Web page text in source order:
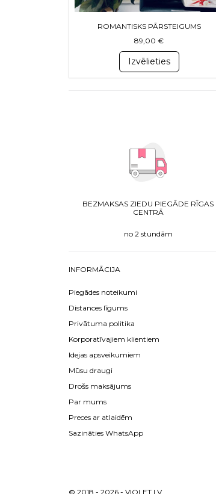
ROMANTISKS PĀRSTEIGUMS
89,00 €
Izvēlieties
BEZMAKSAS ZIEDU PIEGĀDE RĪGAS
CENTRĀ
no 2 stundām
INFORMĀCIJA
Piegādes noteikumi
Distances līgums
Privātuma politika
Korporatīvajiem klientiem
Idejas apsveikumiem
Mūsu draugi
Drošs maksājums
Par mums
Preces ar atlaidēm
Sazināties WhatsApp
© 2018 - 2026 - VIOLET.LV